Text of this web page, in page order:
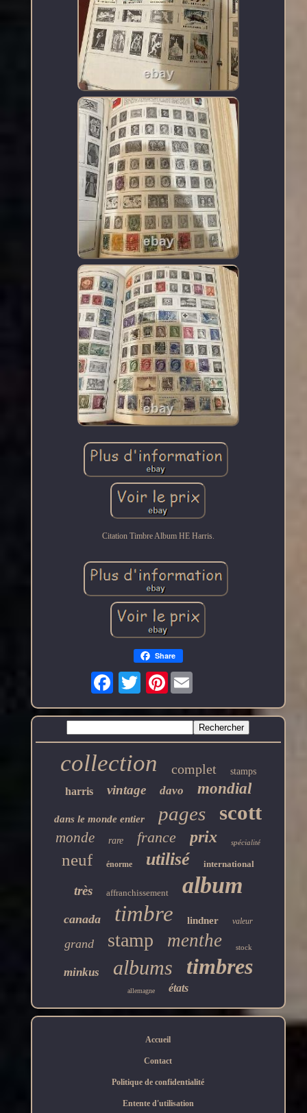
Citation Timbre Album HE Harris.
Share
Pinterest
collection complet stamps
harris vintage davo mondial
dans le monde entier pages scott
monde rare france prix spécialité
neuf énorme utilisé international
très affranchissement album
canada timbre lindner valeur
grand stamp menthe stock
minkus albums timbres
allemagne états
Accueil
Contact
Politique de confidentialité
Entente d'utilisation